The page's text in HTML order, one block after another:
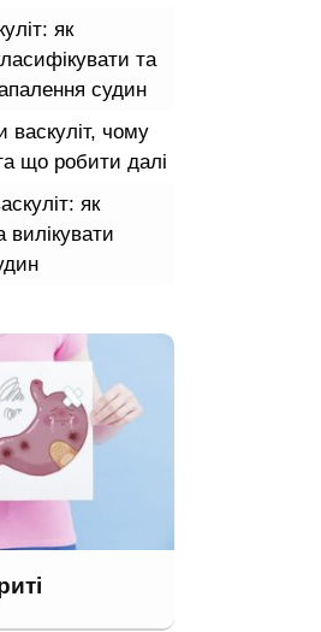
як
та
судин
васкуліт, чому
що робити далі
як
вилікувати